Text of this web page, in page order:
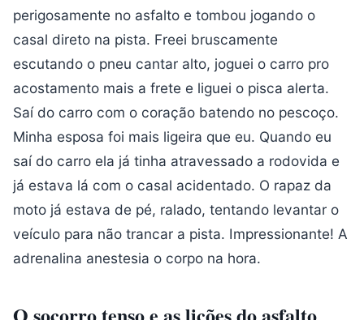
perigosamente no asfalto e tombou jogando o
casal direto na pista. Freei bruscamente
escutando o pneu cantar alto, joguei o carro pro
acostamento mais a frete e liguei o pisca alerta.
Saí do carro com o coração batendo no pescoço.
Minha esposa foi mais ligeira que eu. Quando eu
saí do carro ela já tinha atravessado a rodovida e
já estava lá com o casal acidentado. O rapaz da
moto já estava de pé, ralado, tentando levantar o
veículo para não trancar a pista. Impressionante! A
adrenalina anestesia o corpo na hora.